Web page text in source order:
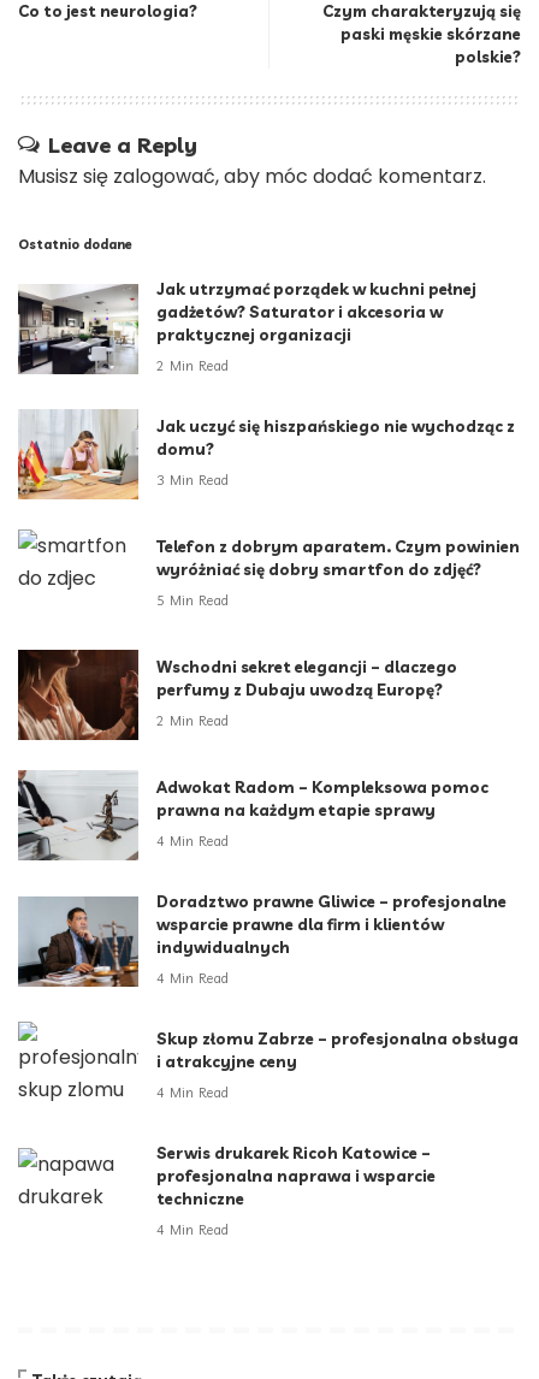
Co to jest neurologia?
Czym charakteryzują się
paski męskie skórzane
polskie?
Leave a Reply
Musisz się zalogować, aby móc dodać komentarz.
Ostatnio dodane
Jak utrzymać porządek w kuchni pełnej
gadżetów? Saturator i akcesoria w
praktycznej organizacji
2 Min Read
Jak uczyć się hiszpańskiego nie wychodząc z
domu?
3 Min Read
Telefon z dobrym aparatem. Czym powinien
wyróżniać się dobry smartfon do zdjęć?
5 Min Read
Wschodni sekret elegancji – dlaczego
perfumy z Dubaju uwodzą Europę?
2 Min Read
Adwokat Radom – Kompleksowa pomoc
prawna na każdym etapie sprawy
4 Min Read
Doradztwo prawne Gliwice – profesjonalne
wsparcie prawne dla firm i klientów
indywidualnych
4 Min Read
Skup złomu Zabrze – profesjonalna obsługa
i atrakcyjne ceny
4 Min Read
Serwis drukarek Ricoh Katowice –
profesjonalna naprawa i wsparcie
techniczne
4 Min Read